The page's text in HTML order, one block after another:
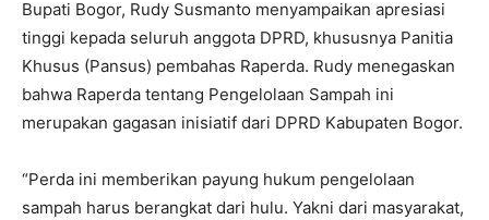
Bupati Bogor, Rudy Susmanto menyampaikan apresiasi
tinggi kepada seluruh anggota DPRD, khususnya Panitia
Khusus (Pansus) pembahas Raperda. Rudy menegaskan
bahwa Raperda tentang Pengelolaan Sampah ini
merupakan gagasan inisiatif dari DPRD Kabupaten Bogor.
“Perda ini memberikan payung hukum pengelolaan
sampah harus berangkat dari hulu. Yakni dari masyarakat,